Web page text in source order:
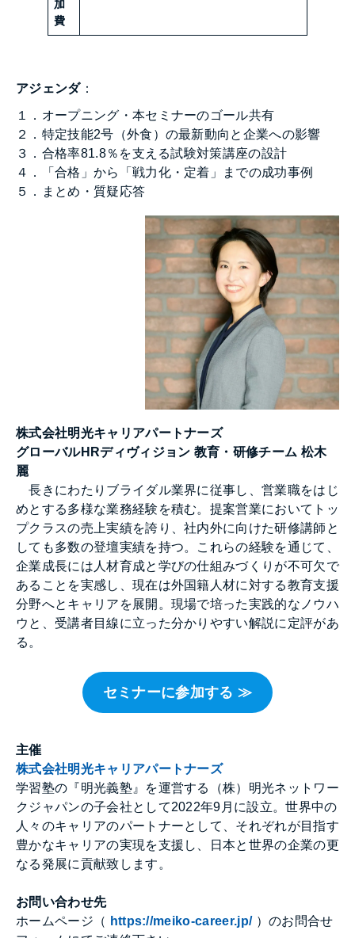
加
費
アジェンダ ：
１．オープニング・本セミナーのゴール共有
２．特定技能2号（外食）の最新動向と企業への影響
３．合格率81.8％を支える試験対策講座の設計
４．「合格」から「戦力化・定着」までの成功事例
５．まとめ・質疑応答
株式会社明光キャリアパートナーズ
グローバルHRディヴィジョン 教育・研修チーム 松木
麗
長きにわたりブライダル業界に従事し、営業職をはじ
めとする多様な業務経験を積む。提案営業においてトッ
プクラスの売上実績を誇り、社内外に向けた研修講師と
しても多数の登壇実績を持つ。これらの経験を通じて、
企業成長には人材育成と学びの仕組みづくりが不可欠で
あることを実感し、現在は外国籍人材に対する教育支援
分野へとキャリアを展開。現場で培った実践的なノウハ
ウと、受講者目線に立った分かりやすい解説に定評があ
る。
セミナーに参加する ≫
主催
株式会社明光キャリアパートナーズ
学習塾の『明光義塾』を運営する（株）明光ネットワー
クジャパンの子会社として2022年9月に設立。世界中の
人々のキャリアのパートナーとして、それぞれが目指す
豊かなキャリアの実現を支援し、日本と世界の企業の更
なる発展に貢献致します。
お問い合わせ先
ホームページ（ https://meiko-career.jp/ ）のお問合せ